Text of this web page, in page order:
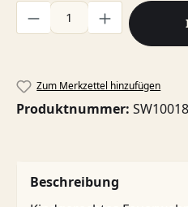
Produkt Anzahl: Gib den
Zum Merkzettel hinzufügen
Produktnummer:
Beschreibung